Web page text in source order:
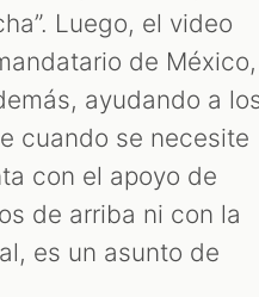
Luego, el video
de México,
ayudando a
cuando se necesite
con el apoyo de
de arriba ni con la
es un asunto de